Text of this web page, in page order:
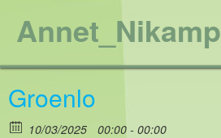
Annet_Nikamp
Groenlo
10/03/2025 00:00 - 00:00